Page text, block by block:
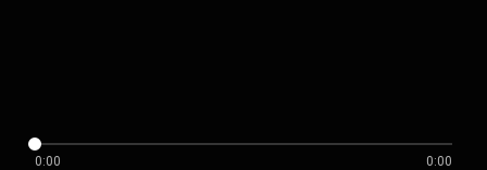
0:00 0:00